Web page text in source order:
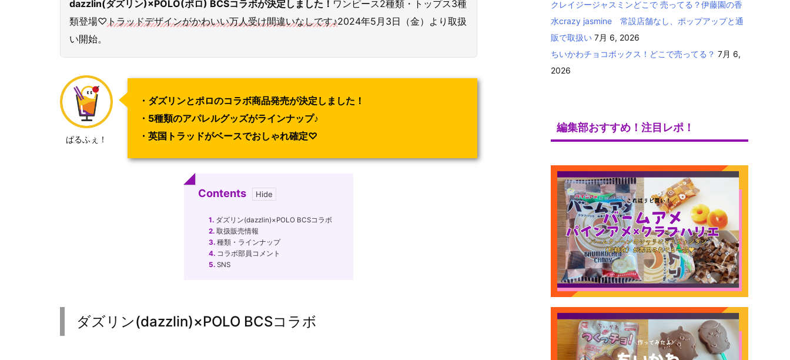
dazzlin(ダズリン)×POLO(ポロ) BCSコラボが決定しました！ ワンピース2種類・トップス3種
類登場♡トラッドデザインがかわいい万人受け間違いなしです♪2024年5月3日（金）より取扱
い開始。
ぱるふぇ！
・ダズリンとポロのコラボ商品発売が決定しました！
・5種類のアパレルグッズがラインナップ♪
・英国トラッドがベースでおしゃれ確定♡
Contents
1. ダズリン(dazzlin)×POLO BCSコラボ
2. 取扱販売情報
3. 種類・ラインナップ
4. コラボ部員コメント
5. SNS
ダズリン(dazzlin)×POLO BCSコラボ
クレイジージャスミンどこで 売ってる？伊藤園の香
水crazy jasmine 常設店舗なし、ポップアップと通
販で取扱い 7月 6, 2026
ちいかわチョコボックス！どこで売ってる？ 7月 6,
2026
編集部おすすめ！注目レポ！